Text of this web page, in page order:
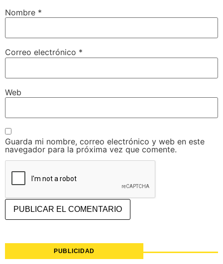
Nombre *
Correo electrónico *
Web
Guarda mi nombre, correo electrónico y web en este
navegador para la próxima vez que comente.
PUBLICIDAD